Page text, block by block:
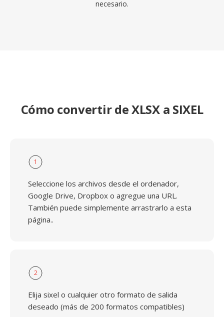
necesario.
Cómo convertir de XLSX a SIXEL
1
Seleccione los archivos desde el ordenador,
Google Drive, Dropbox o agregue una URL.
También puede simplemente arrastrarlo a esta
página..
2
Elija sixel o cualquier otro formato de salida
deseado (más de 200 formatos compatibles)